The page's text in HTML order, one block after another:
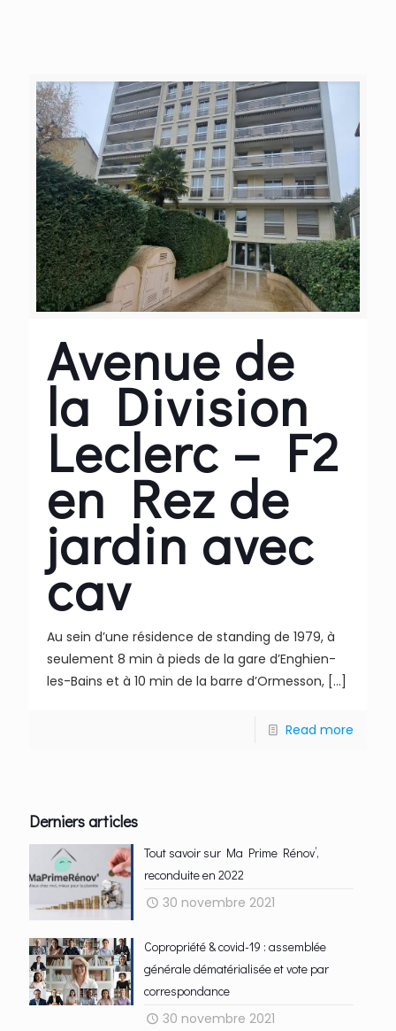
équipe très réactive pour
nous assister dans la gestion
quotidienne de notre
résidence. »
Membre du Conseil syndical
Résidence la Tournelle, POISSY
Avenue de
la Division
Leclerc – F2
en Rez de
jardin avec
cav
Au sein d’une résidence de standing de 1979, à
seulement 8 min à pieds de la gare d’Enghien-
les-Bains et à 10 min de la barre d’Ormesson, […]
Read more
Derniers articles
Tout savoir sur Ma Prime Rénov’,
reconduite en 2022
30 novembre 2021
Copropriété & covid-19 : assemblée
générale dématérialisée et vote par
correspondance
30 novembre 2021